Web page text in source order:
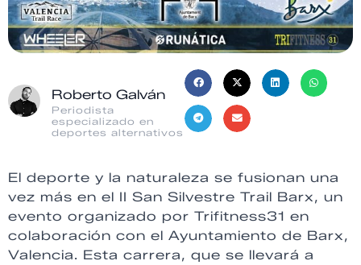
Roberto Galván
Periodista
especializado en
deportes alternativos
El deporte y la naturaleza se fusionan una
vez más en el II San Silvestre Trail Barx, un
evento organizado por Trifitness31 en
colaboración con el Ayuntamiento de Barx,
Valencia. Esta carrera, que se llevará a